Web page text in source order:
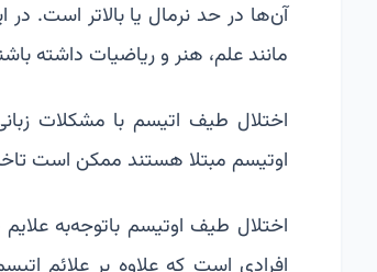
آن‌ها در حد نرمال یا بالاتر است.
مانند علم، هنر و ریاضیات داشته
اوتیسم مبتلا هستند ممکن است